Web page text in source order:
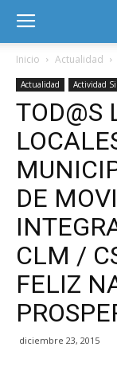
Inicio Actualidad
Actualidad Actividad
TOD@S
DE
CLM /
FELIZ
diciembre 23, 2015